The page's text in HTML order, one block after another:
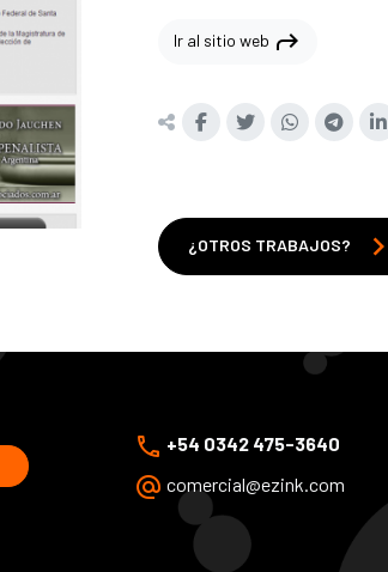
Ir al sitio web shortcut
¿OTROS TRABAJOS?
phone +54 0342 475-3640
alternate_email comercial@ezink.com